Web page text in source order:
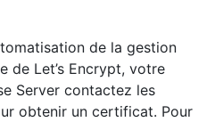
de la gestion
de Let’s Encrypt, votre
Server contactez les
obtenir un certificat. Pour